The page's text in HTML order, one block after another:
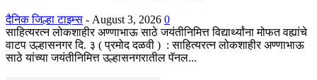
दैनिक जिल्हा टाइम्स - August 3, 2026 0
साहित्यरत्न लोकशाहीर अण्णाभाऊ साठे जयंतीनिमित्त विद्यार्थ्यांना मोफत वह्यांचे
वाटप उल्हासनगर दि. ३ ( प्रमोद दळवी ) : साहित्यरत्न लोकशाहीर अण्णाभाऊ
साठे यांच्या जयंतीनिमित्त उल्हासनगरातील पॅनल...